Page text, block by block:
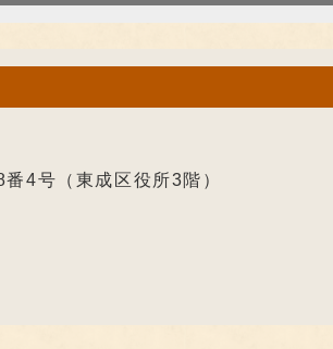
4号（東成区役所3階）